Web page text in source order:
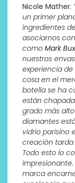
Nicole Mather:
un primer
ingredientes
asociarnos
como Mark
nuestros
experiencia
cosa en el
botella se ha
están
grado más
diamantes
vidrio parisino
creación tarda
Todo esto lo
marca